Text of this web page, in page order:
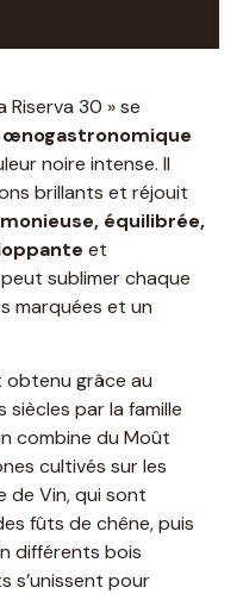
Riserva 30 » se
noire intense. Il
brillants et réjouit
équilibrée,
et
sublimer chaque
marquées et un
obtenu grâce au
par la famille
combine du Moût
cultivés sur les
de Vin, qui sont
fûts de chêne, puis
différents bois
s’unissent pour